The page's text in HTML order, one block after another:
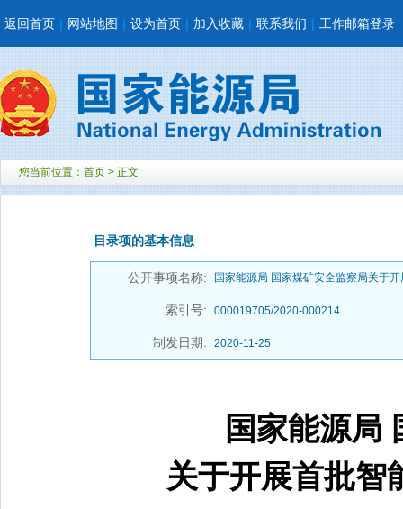
返回首页 | 网站地图 | 设为首页 | 加入收藏 | 联系我们 | 工作邮箱登录
您当前位置： 首页 > 正文
目录项的基本信息
公开事项名称: 国家能源局 国家煤矿安全监察局关于
索引号: 000019705/2020-000214
制发日期: 2020-11-25
国家能源局
关于开展首批智